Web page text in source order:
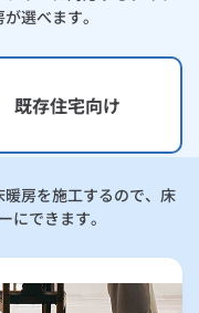
選べます。
既存住宅向け
房を施工するので、床
にできます。